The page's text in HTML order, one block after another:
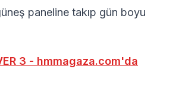
paneline takıp gün boyu
3 - hmmagaza.com'da